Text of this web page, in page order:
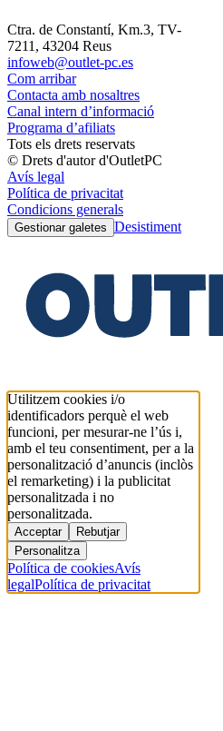
Ctra. de Constantí, Km.3, TV-
7211, 43204 Reus
infoweb@outlet-pc.es
Com arribar
Contacta amb nosaltres
Canal intern d’informació
Programa d’afiliats
Tots els drets reservats
© Drets d'autor d'OutletPC
Avís legal
Política de privacitat
Condicions generals
Gestionar galetes Desistiment
Utilitzem cookies i/o
identificadors perquè el web
funcioni, per mesurar-ne l’ús i,
amb el teu consentiment, per a la
personalització d’anuncis (inclòs
el remarketing) i la publicitat
personalitzada i no
personalitzada.
Acceptar
Rebutjar
Personalitza
Política de cookiesAvís
legalPolítica de privacitat